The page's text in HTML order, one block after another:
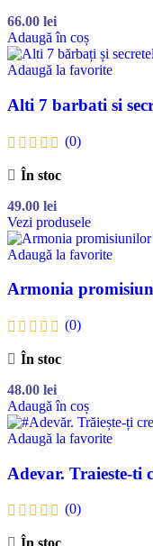
66.00 lei
Adaugă în coș
Adaugă la favorite
Alti 7 barbati si
(0)
În stoc
49.00 lei
Vezi produsele
Adaugă la favorite
Armonia
(0)
În stoc
48.00 lei
Adaugă în coș
Adaugă la favorite
Adevar. Traieste-ti
(0)